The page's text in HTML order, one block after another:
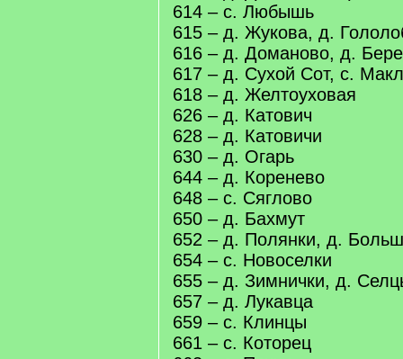
614 – с. Любышь
615 – д. Жукова, д.
616 – д. Доманово, д.
617 – д. Сухой Сот, с.
618 – д. Желтоуховая
626 – д. Катович
628 – д. Катовичи
630 – д. Огарь
644 – д. Коренево
648 – с. Сяглово
650 – д. Бахмут
652 – д. Полянки, д.
654 – с. Новоселки
655 – д. Зимнички, д.
657 – д. Лукавца
659 – с. Клинцы
661 – с. Которец